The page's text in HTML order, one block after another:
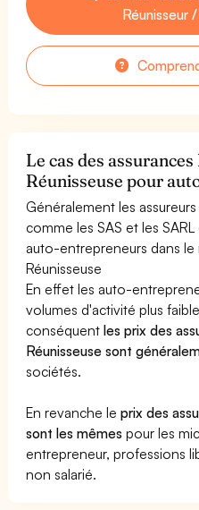
Réunisseur
Le cas des
Réunisseuse pour
Généralement les
comme les SAS et les
auto-entrepreneurs dans le
Réunisseuse
En effet les auto-
volumes d'activité plus
conséquentles prix des
Réunisseuse sont
sociétés.
En revanche leprix des
sont les mêmes pour les
entrepreneur, professions
non salarié.